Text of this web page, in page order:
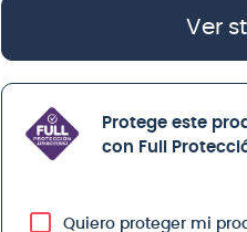
Ver
Protege este
con Full
Quiero proteger mi